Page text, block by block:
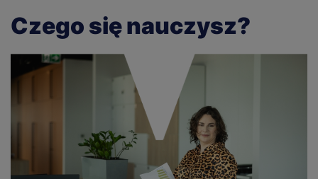
Czego się nauczysz?